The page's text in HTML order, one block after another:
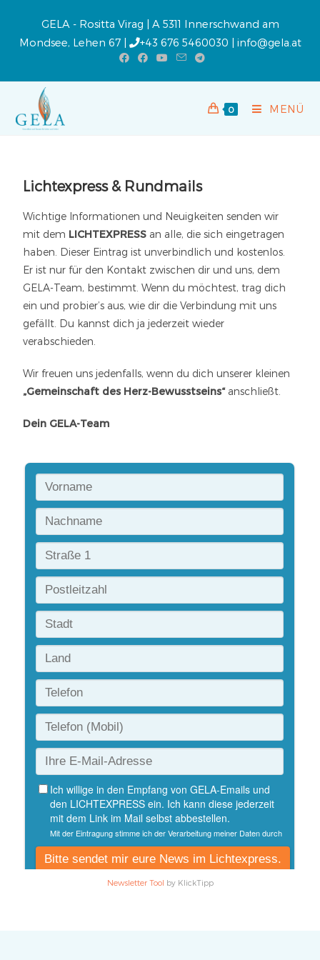
GELA - Rositta Virag | A 5311 Innerschwand am
Mondsee, Lehen 67 |
+43 676 5460030 | info@gela.at
0 MENÜ
Lichtexpress & Rundmails
Wichtige Informationen und Neuigkeiten senden wir
mit dem LICHTEXPRESS an alle, die sich eingetragen
haben. Dieser Eintrag ist unverbindlich und kostenlos.
Er ist nur für den Kontakt zwischen dir und uns, dem
GELA-Team, bestimmt. Wenn du möchtest, trag dich
ein und probier’s aus, wie dir die Verbindung mit uns
gefällt. Du kannst dich ja jederzeit wieder
verabschieden.
Wir freuen uns jedenfalls, wenn du dich unserer kleinen
„Gemeinschaft des Herz-Bewusstseins“anschließt.
Dein GELA-Team
Newsletter Tool by KlickTipp